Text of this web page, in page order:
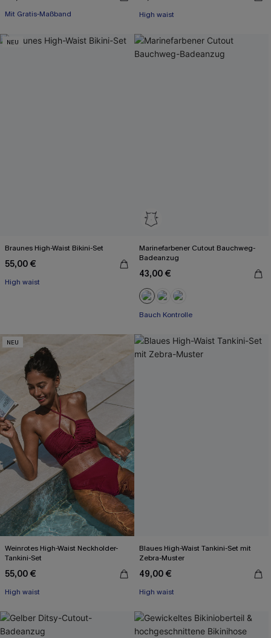
High waist
High waist
NEU
Braunes High-Waist Bikini-Set
55,00 €
High waist
Marinefarbener Cutout Bauchweg-
Badeanzug
43,00 €
Bauch Kontrolle
NEU
Weinrotes High-Waist Neckholder-
Tankini-Set
55,00 €
High waist
Blaues High-Waist Tankini-Set mit
Zebra-Muster
49,00 €
High waist